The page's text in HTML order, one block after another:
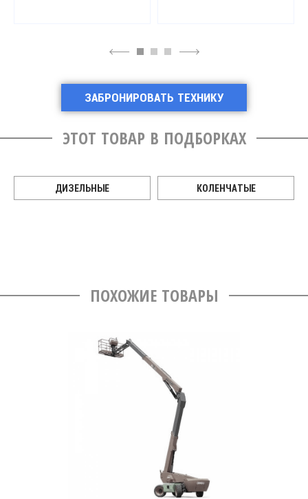
4 6
ЗАБРОНИРОВАТЬ ТЕХНИКУ
ЭТОТ ТОВАР В ПОДБОРКАХ
ДИЗЕЛЬНЫЕ КОЛЕНЧАТЫЕ
ПОХОЖИЕ ТОВАРЫ